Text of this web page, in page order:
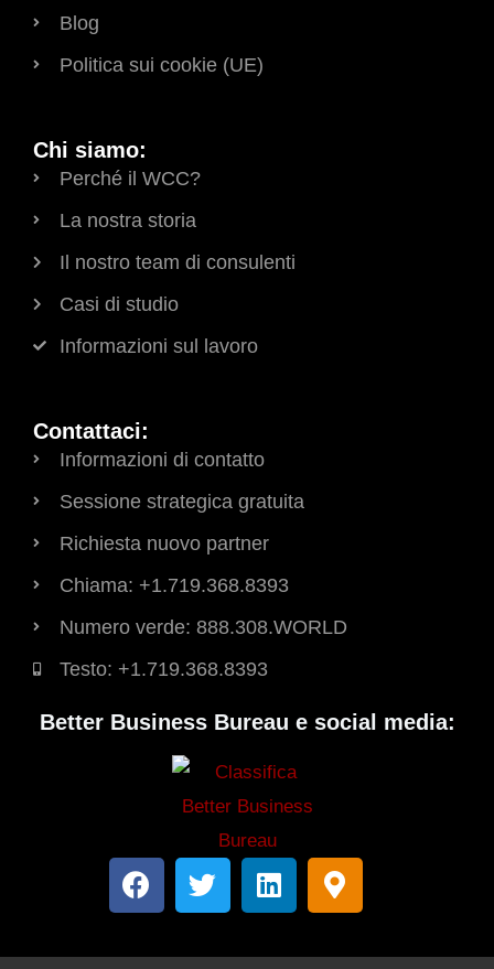
Blog
Politica sui cookie (UE)
Chi siamo:
Perché il WCC?
La nostra storia
Il nostro team di consulenti
Casi di studio
Informazioni sul lavoro
Contattaci:
Informazioni di contatto
Sessione strategica gratuita
Richiesta nuovo partner
Chiama: +1.719.368.8393
Numero verde: 888.308.WORLD
Testo: +1.719.368.8393
Better Business Bureau e social media:
F
a
e
T
w
t
L
i
k
M
a
p